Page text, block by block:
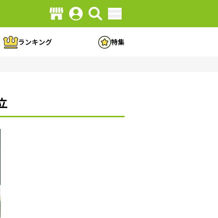
ランキング 特集